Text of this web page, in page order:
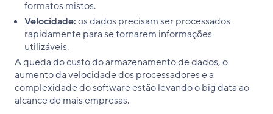
formatos mistos.
Velocidade:os dados precisam ser processados
rapidamente para se tornarem informações
utilizáveis.
A queda do custo do armazenamento de dados, o
aumento da velocidade dos processadores e a
complexidade do software estão levando o big data ao
alcance de mais empresas.